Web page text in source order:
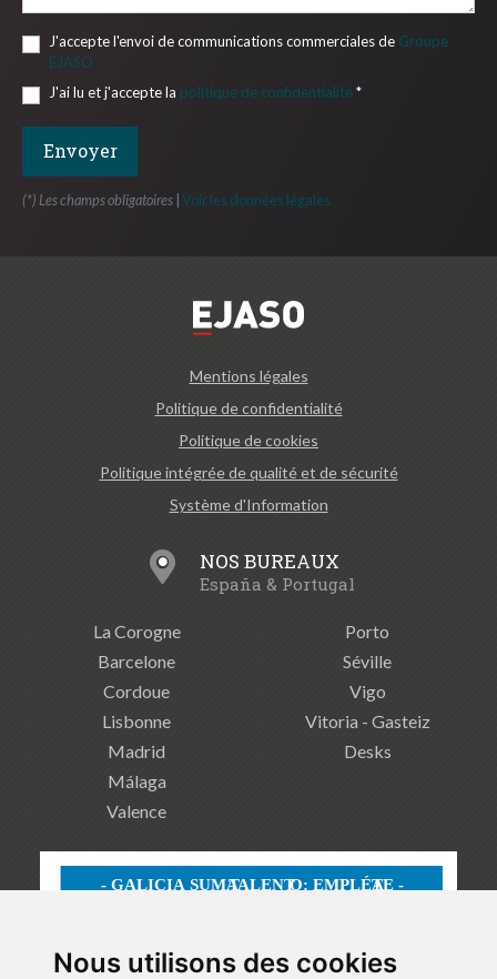
Nous utilisons des cookies
J'accepte l'envoi de communications commerciales de Groupe
EJASO
J'ai lu et j'accepte la politique de confidentialité*
(*) Les champs obligatoires Voir les données légales
Mentions légales
Politique de confidentialité
Politique de cookies
Politique intégrée de qualité et de sécurité
Système d'Information
NOS BUREAUX
España & Portugal
La Corogne
Barcelone
Cordoue
Lisbonne
Madrid
Málaga
Valence
Porto
Séville
Vigo
Vitoria - Gasteiz
Desks